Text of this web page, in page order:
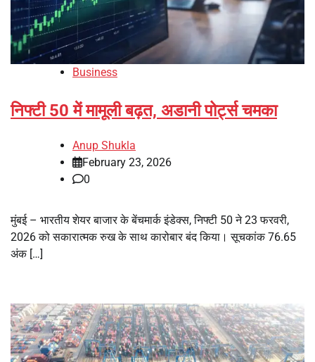
Business
निफ्टी 50 में मामूली बढ़त, अडानी पोर्ट्स चमका
Anup Shukla
February 23, 2026
0
मुंबई – भारतीय शेयर बाजार के बेंचमार्क इंडेक्स, निफ्टी 50 ने 23 फरवरी,
2026 को सकारात्मक रुख के साथ कारोबार बंद किया। सूचकांक 76.65
अंक […]